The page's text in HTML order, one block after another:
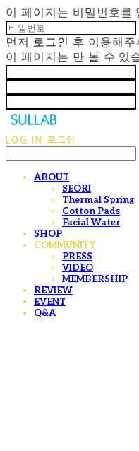
이 페이지는 비밀번호를
먼저 로그인 후 이용해주
이 페이지는 만 볼 수 있
LOG IN 로그인
ABOUT
SEORI
Thermal Spring
Cotton Pads
Facial Water
SHOP
COMMUNITY
PRESS
VIDEO
MEMBERSHIP
REVIEW
EVENT
Q&A